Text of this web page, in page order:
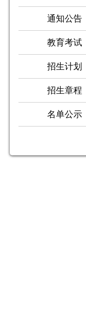
通知公告
教育考试
招生计划
招生章程
名单公示